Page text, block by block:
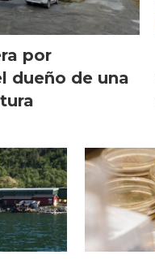
por
dueño de una